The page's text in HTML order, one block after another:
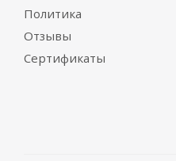
Политика
Отзывы
Сертификаты